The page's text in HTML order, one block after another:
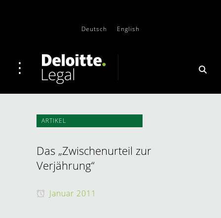
Deutsch English
ARTIKEL
Das „Zwischenurteil zur
Verjährung“
Januar 2011